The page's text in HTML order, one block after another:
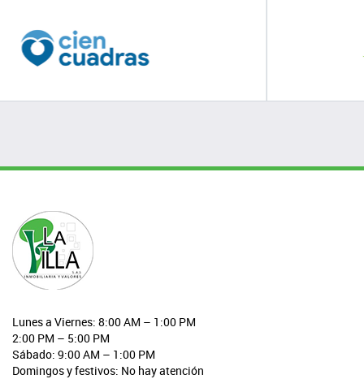
Lunes a Viernes: 8:00 AM – 1:00 PM
2:00 PM – 5:00 PM
Sábado: 9:00 AM – 1:00 PM
Domingos y festivos: No hay atención